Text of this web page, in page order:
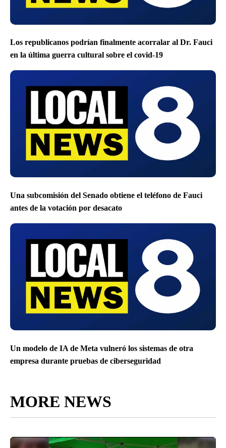
Los republicanos podrían finalmente acorralar al Dr. Fauci
en la última guerra cultural sobre el covid-19
Una subcomisión del Senado obtiene el teléfono de Fauci
antes de la votación por desacato
Un modelo de IA de Meta vulneró los sistemas de otra
empresa durante pruebas de ciberseguridad
MORE NEWS